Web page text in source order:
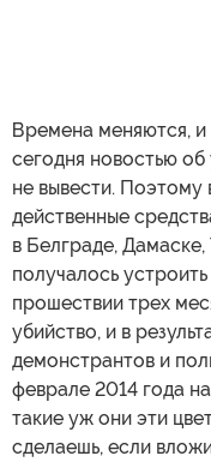
Времена меняются, и
сегодня новостью
не вывести. Поэтому
действенные
в Белграде,
получалось
прошествии трех
убийство, и в
демонстрантов и
феврале 2014 года
такие уж они эти
сделаешь, если